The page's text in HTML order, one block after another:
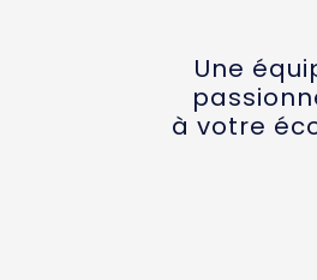
Une
à votre